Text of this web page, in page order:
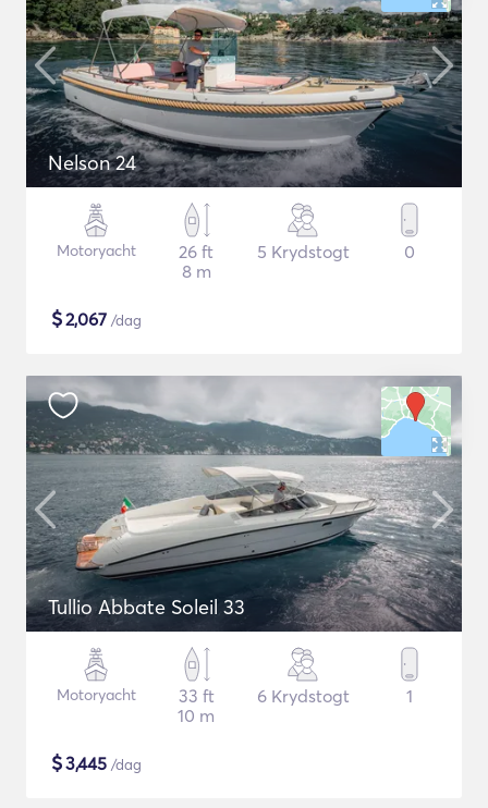
Nelson 24
Motoryacht
26 ft
8 m
5 Krydstogt 0
$2,067 /dag
Tullio Abbate Soleil 33
Motoryacht
33 ft
10 m
6 Krydstogt 1
$3,445 /dag